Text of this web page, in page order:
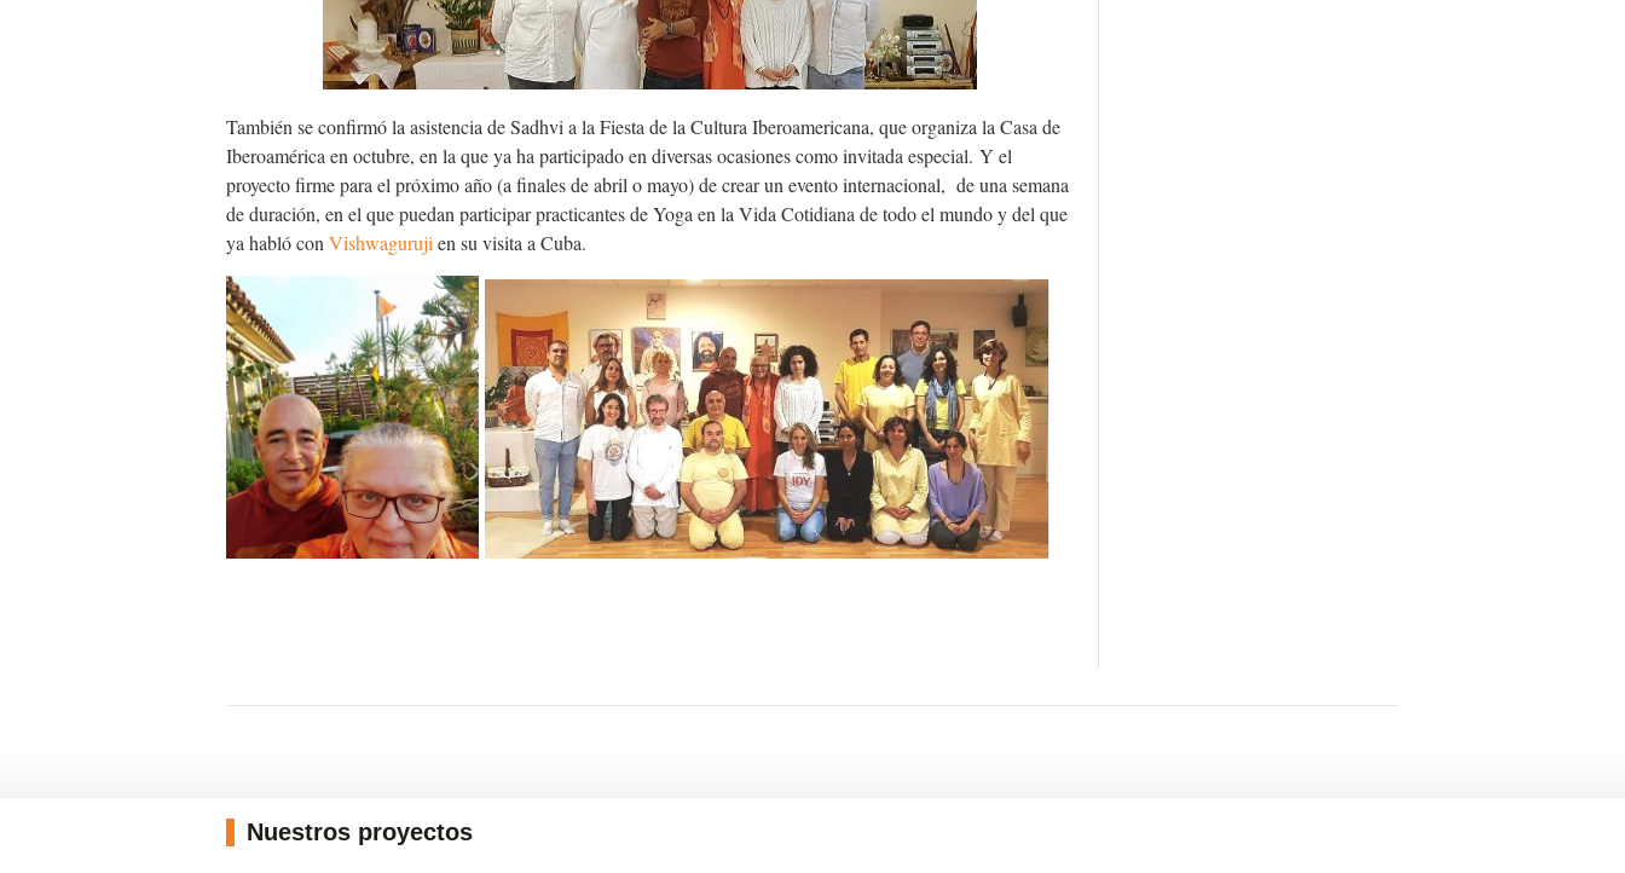
También se confirmó la asistencia de Sadhvi a la Fiesta de la Cultura Iberoamericana, que organiza la Casa de
Iberoamérica en octubre, en la que ya ha participado en diversas ocasiones como invitada especial. Y el
proyecto firme para el próximo año (a finales de abril o mayo) de crear un evento internacional, de una semana
de duración, en el que puedan participar practicantes de Yoga en la Vida Cotidiana de todo el mundo y del que
ya habló con Vishwaguruji en su visita a Cuba.
Nuestros proyectos